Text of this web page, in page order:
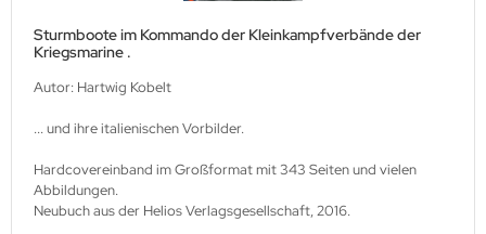
Sturmboote im Kommando der Kleinkampfverbände der
Kriegsmarine .
Autor: Hartwig Kobelt
... und ihre italienischen Vorbilder.
Hardcovereinband im Großformat mit 343 Seiten und vielen
Abbildungen.
Neubuch aus der Helios Verlagsgesellschaft, 2016.